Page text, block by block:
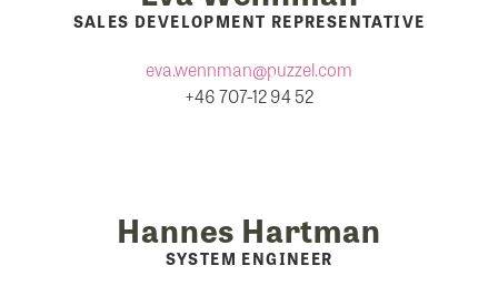
SALES DEVELOPMENT REPRESENTATIVE
eva.wennman@puzzel.com
+46 707-12 94 52
Hannes Hartman
SYSTEM ENGINEER